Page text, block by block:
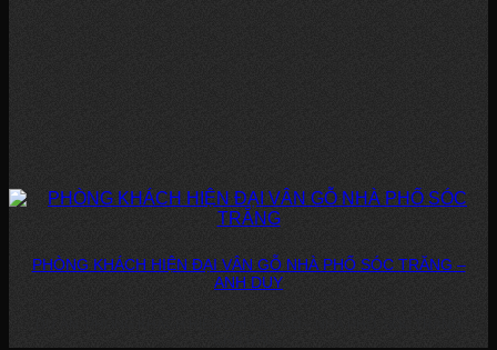
PHÒNG KHÁCH HIỆN ĐẠI VÂN GỖ NHÀ PHỐ SÓC TRĂNG –
ANH DUY